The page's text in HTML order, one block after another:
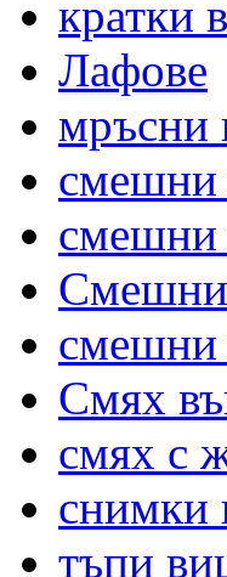
кратки
Лафове
мръсни
смешни
смешни
смешни
Смях
смях с
снимки
тъпи